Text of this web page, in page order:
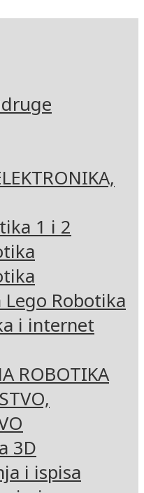
1 i 2
Lego Robotika
i internet
ROBOTIKA
3D
i ispisa